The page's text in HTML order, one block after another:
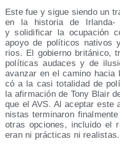
Este fue y sigue sien­do un
en la his­to­ria de Irlan­da-
y soli­di­fi­car la ocu­pa­ción
apo­yo de polí­ti­cos nati­vos
rios. El gobierno bri­tá­ni­co,
polí­ti­cas auda­ces y de
avan­zar en el camino
có a la casi tota­li­dad de
la afir­ma­ción de Tony Blair
que el AVS. Al acep­tar
nis­tas ter­mi­na­ron
otras opcio­nes, inclui­do el
eran ni prác­ti­cas ni realistas.